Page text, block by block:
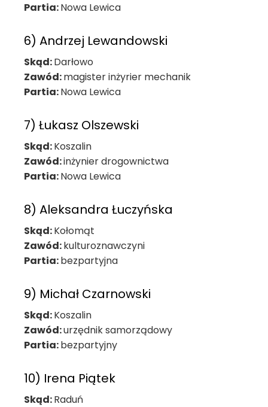
Partia:Nowa Lewica
6) Andrzej Lewandowski
Skąd:Darłowo
Zawód:magister inżyrier mechanik
Partia:Nowa Lewica
7) Łukasz Olszewski
Skąd:Koszalin
Zawód:inżynier drogownictwa
Partia:Nowa Lewica
8) Aleksandra Łuczyńska
Skąd:Kołomąt
Zawód:kulturoznawczyni
Partia:bezpartyjna
9) Michał Czarnowski
Skąd:Koszalin
Zawód:urzędnik samorządowy
Partia:bezpartyjny
10) Irena Piątek
Skąd:Raduń